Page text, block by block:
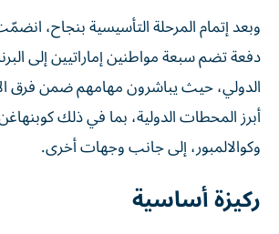
وبعد إتمام المرحلة التأسيسية بنجاح،
دفعة تضم سبعة مواطنين إماراتيين إلى
الدولي، حيث يباشرون مهامهم ضمن فرق
أبرز المحطات الدولية، بما في ذلك
وكوالالمبور، إلى جانب وجهات أخرى.
ركيزة أساسية